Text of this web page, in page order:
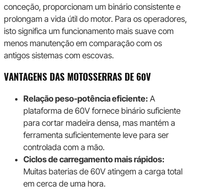
conceção, proporcionam um binário consistente e
prolongam a vida útil do motor. Para os operadores,
isto significa um funcionamento mais suave com
menos manutenção em comparação com os
antigos sistemas com escovas.
VANTAGENS DAS MOTOSSERRAS DE 60V
Relação peso-potência eficiente: A
plataforma de 60V fornece binário suficiente
para cortar madeira densa, mas mantém a
ferramenta suficientemente leve para ser
controlada com a mão.
Ciclos de carregamento mais rápidos:
Muitas baterias de 60V atingem a carga total
em cerca de uma hora.